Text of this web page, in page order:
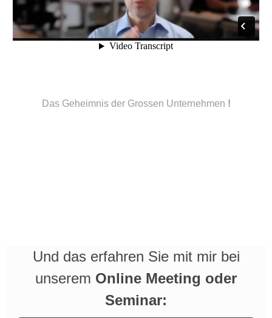
Das Geheimnis der Grossen Unternehmen !
Und das erfahren Sie mit mir bei
unserem Online Meeting oder
Seminar: